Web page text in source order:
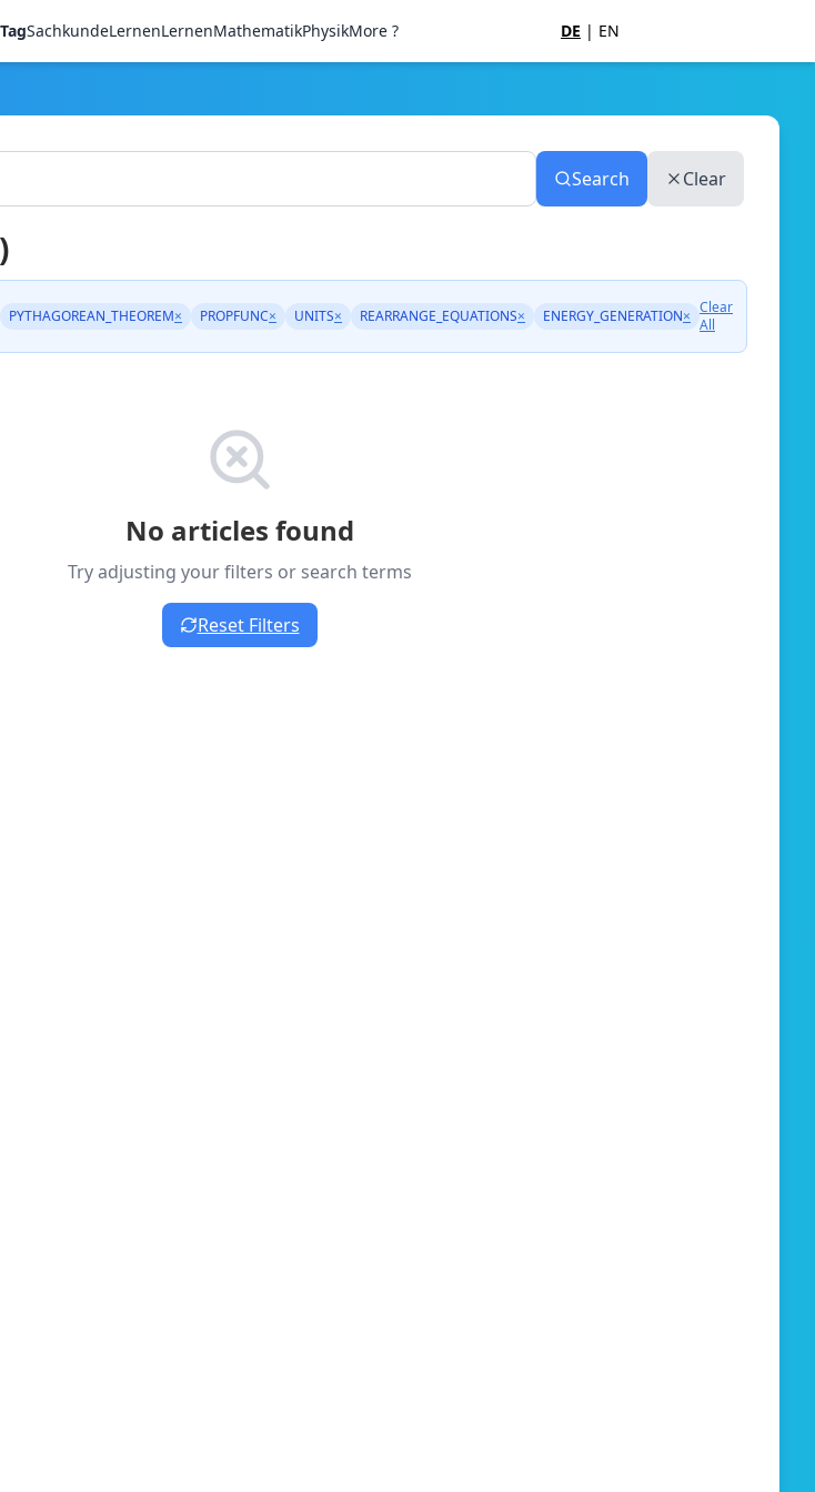
SachkundeLernenLernenMathematikPhysikMore ? DE | EN
Search Clear
PYTHAGOREAN_THEOREM× PROPFUNC× UNITS× REARRANGE_EQUATIONS× ENERGY_GENERATION× Clear
All
No articles found
Try adjusting your filters or search terms
Reset Filters